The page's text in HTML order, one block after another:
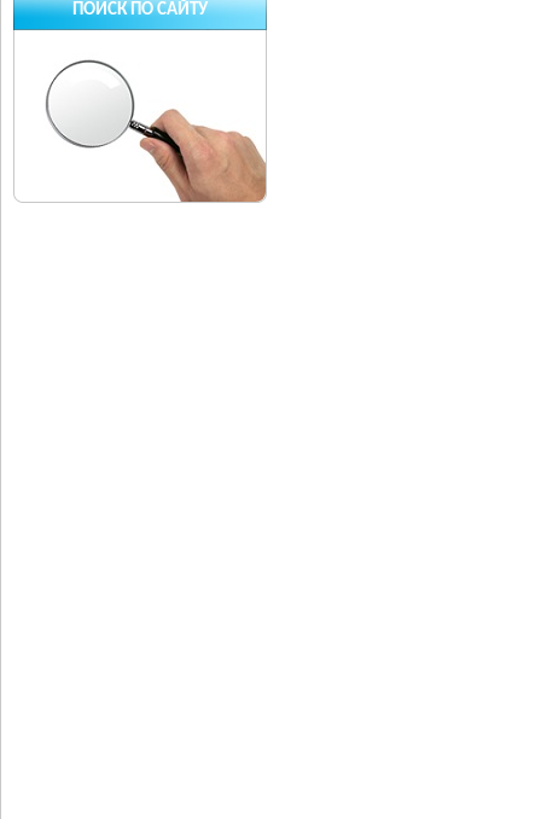
ПОИСК ПО САЙТУ